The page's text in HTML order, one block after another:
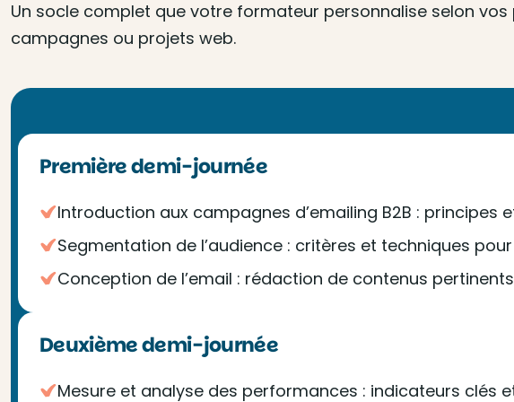
Un socle complet que votre formateur personnalise selon
campagnes ou projets web.
Première demi-journée
Introduction aux campagnes d’emailing B2B : principes
Segmentation de l’audience : critères et techniques
Conception de l’email : rédaction de contenus
Deuxième demi-journée
Mesure et analyse des performances : indicateurs clés